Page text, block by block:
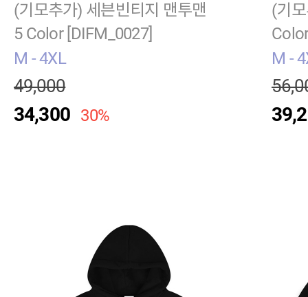
(기모추가) 세븐빈티지 맨투맨
5 Color [DIFM_0027]
M - 4XL
49,000
34,300 30%
(기
M -